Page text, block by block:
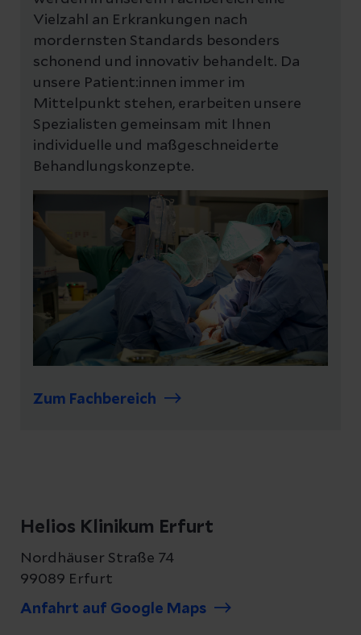
Vielzahl an Erkrankungen nach
mordernsten Standards besonders
schonend und innovativ behandelt. Da
unsere Patient:innen immer im
Mittelpunkt stehen, erarbeiten unsere
Spezialisten gemeinsam mit Ihnen
individuelle und maßgeschneiderte
Behandlungskonzepte.
Zum Fachbereich
Helios Klinikum Erfurt
Nordhäuser Straße 74
99089 Erfurt
Anfahrt auf Google Maps